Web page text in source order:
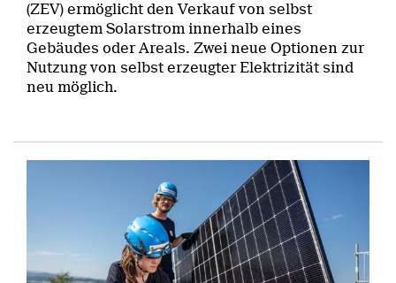
(ZEV) ermöglicht den Verkauf von selbst
erzeugtem Solarstrom innerhalb eines
Gebäudes oder Areals. Zwei neue Optionen zur
Nutzung von selbst erzeugter Elektrizität sind
neu möglich.